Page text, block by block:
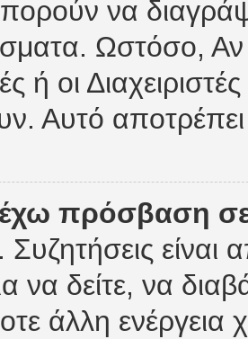
να
Ωστόσο, Αν
ή οι
Αυτό
έχω πρόσβαση
είναι
να δείτε, να
άλλη ενέργεια